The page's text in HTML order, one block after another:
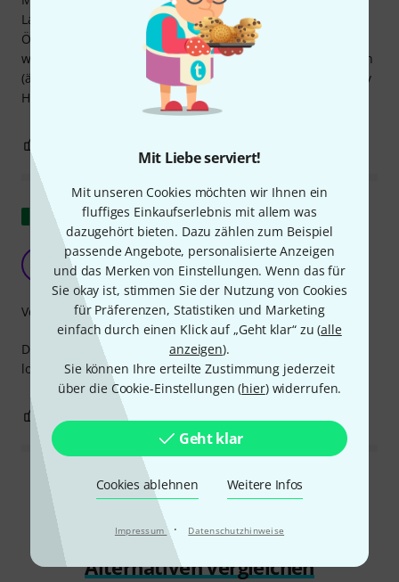
Mit Liebe serviert!
Mit unseren Cookies möchten wir Ihnen ein
fluffiges Einkaufserlebnis mit allem was
dazugehört bieten. Dazu zählen zum Beispiel
passende Angebote, personalisierte Anzeigen
und das Merken von Einstellungen. Wenn das für
Sie okay ist, stimmen Sie der Nutzung von Cookies
für Präferenzen, Statistiken und Marketing
einfach durch einen Klick auf „Geht klar“ zu (alle
anzeigen).
Sie können Ihre erteilte Zustimmung jederzeit
über die Cookie-Einstellungen (hier) widerrufen.
Geht klar
Cookies ablehnen Weitere Infos
Impressum · Datenschutzhinweise
Lautsprechers nicht abgedeckt ist und dass es keine
Öffnung an Vorder- und Rückseite gibt, um die Hülle
während einer Aufführung auf dem Lautsprecher zu lassen
(ähnlich wie beispielsweise bei den Hüllen von Audiophony
House). Ansonsten ist die Qualität sehr gut.
Original zeigen
Sie passen lose auf den J12
SoundLab 03.11.2020
Der Koffer wurde für einen J12 gekauft, aber er sitzt sehr
locker, was den Transport umständlich macht. Sünde.
Verarbeitung
Alle Bewertungen lesen
Alternativen vergleichen